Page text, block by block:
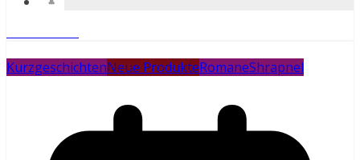
KurzgeschichtenNeue ProdukteRomaneShrapnel